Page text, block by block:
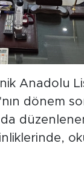
Anadolu
dönem